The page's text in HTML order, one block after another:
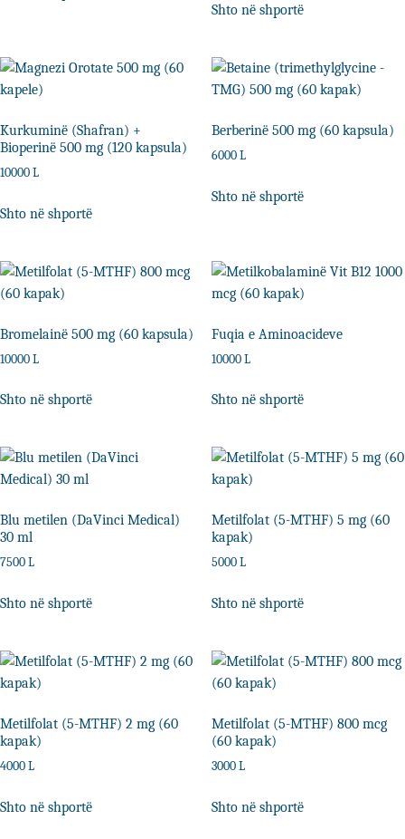
Shto në shportë
Kurkuminë (Shafran) +
Bioperinë 500 mg (120 kapsula)
10000 L
Shto në shportë
Berberinë 500 mg (60 kapsula)
6000 L
Shto në shportë
Bromelainë 500 mg (60 kapsula)
10000 L
Shto në shportë
Fuqia e Aminoacideve
10000 L
Shto në shportë
Blu metilen (DaVinci Medical)
30 ml
7500 L
Shto në shportë
Metilfolat (5-MTHF) 5 mg (60
kapak)
5000 L
Shto në shportë
Metilfolat (5-MTHF) 2 mg (60
kapak)
4000 L
Shto në shportë
Metilfolat (5-MTHF) 800 mcg
(60 kapak)
3000 L
Shto në shportë